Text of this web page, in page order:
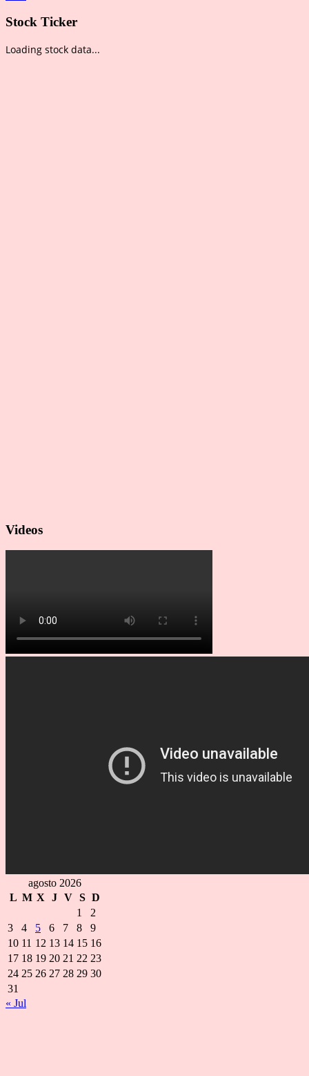
Stock Ticker
Loading stock data...
Videos
agosto 2026
L M X J V S D
1
2
3
4 5 6 7 8
9
10 11 12 13 14 15 16
17 18 19 20 21 22 23
24 25 26 27 28 29 30
31
« Jul